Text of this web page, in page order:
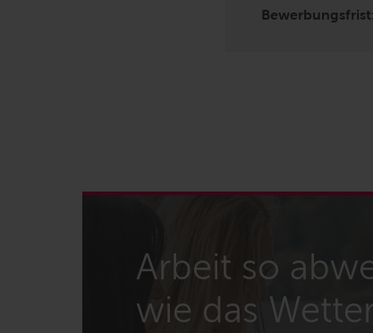
Bewerbungsfrist:
Arbeit so
wie das